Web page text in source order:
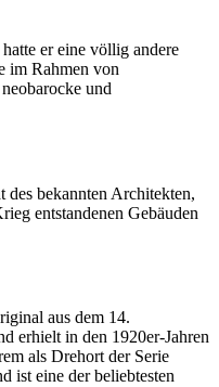
er eine völlig andere
im Rahmen von
und
des bekannten Architekten,
entstandenen Gebäuden
aus dem 14.
erhielt in den 1920er-Jahren
als Drehort der Serie
ist eine der beliebtesten